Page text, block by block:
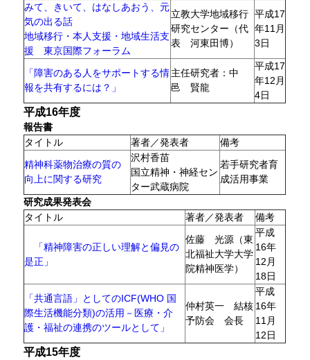
みて、きいて、はなしあおう、元
気の出る話
地域移行・本人支援・地域生活支
援 東京国際フォーラム
立教大学地域移行
研究センター（代
表 河東田博）
平成17
年11月
3日
「障害のある人をサポートする情
報を共有するには？」
主任研究者：中
邑 賢龍
平成17
年12月
4日
平成16年度
報告書
タイトル
著者／発表者
備考
精神科薬物治療の質の
向上に関する研究
沢村香苗
国立精神・神経セン
ター武蔵病院
若手研究者育
成活用事業
研究成果発表会
タイトル
著者／発表者 備考
「精神障害の正しい理解と偏見の
是正」
佐藤 光源（東
北福祉大学大学
院精神医学）
平成
16年
12月
18日
「共通言語」としてのICF(WHO 国
際生活機能分類)の活用－医療・介
護・福祉の連携のツールとして」
仲村英一 結核
予防会 会長
平成
16年
11月
12日
平成15年度